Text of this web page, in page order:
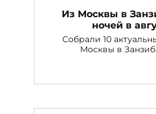
Из Москвы в
ночей в
Собрали 10
Москвы в